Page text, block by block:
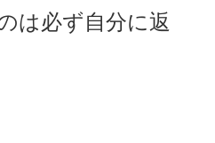
は必ず自分に返